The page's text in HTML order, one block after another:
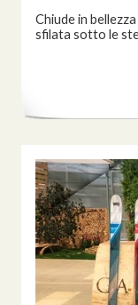
Chiude in
sfilata sotto le